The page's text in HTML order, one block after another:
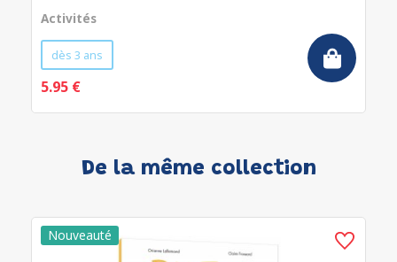
Activités
dès 3 ans
5.95 €
De la même collection